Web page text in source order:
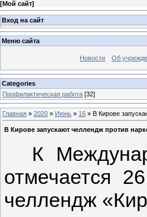
[Мой сайт]
Вход на сайт
Меню сайта
Новости Об
Categories
Профилактическая работа [32]
Главная » 2020 » Июнь » 16 » В Кирове
В Кирове запускают челлендж против
К
отмечается
челлендж